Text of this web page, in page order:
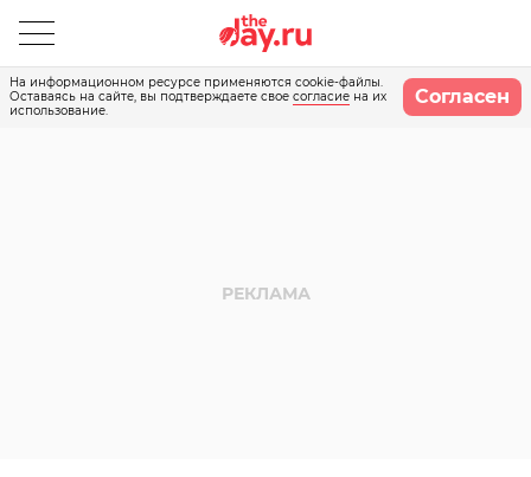
На информационном ресурсе применяются cookie-файлы.
Оставаясь на сайте, вы подтверждаете свое согласие на их
использование.
Согласен